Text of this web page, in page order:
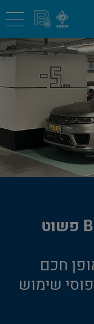
החזון שלנו ב-BlueParking פשוט
חכם
שימוש